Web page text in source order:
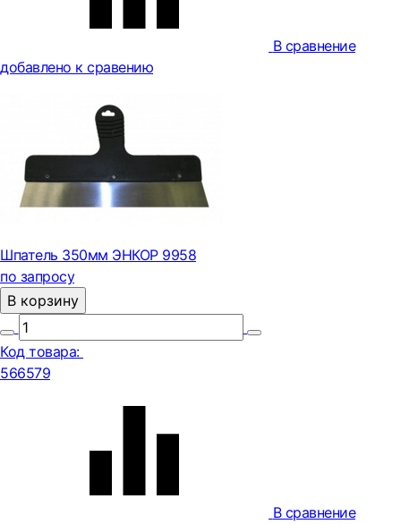
В сравнение
добавлено к сравению
Шпатель 350мм ЭНКОР 9958
по запросу
В корзину
Код товара:
566579
В сравнение